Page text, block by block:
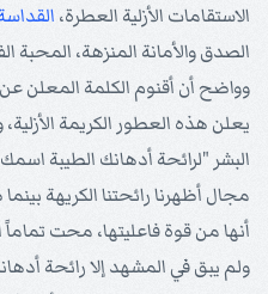
الاستقامات الأزلية العطرة،
الصدق والأمانة المنزهة، المحبة
وواضح أن أقنوم الكلمة المعلن عن
يعلن هذه العطور الكريمة
البشر "لرائحة أدهانك الطيبة
مجال أظهرنا رائحتنا الكريهة
أنها من قوة فاعليتها، محت تماماً
ولم يبق في المشهد إلا رائحة